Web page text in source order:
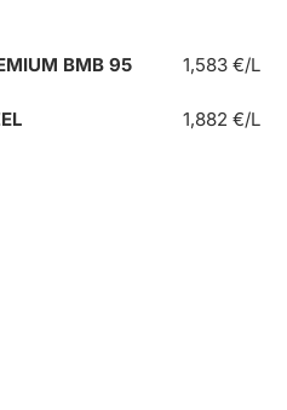
BMB 95 1,583 €/L
1,882 €/L